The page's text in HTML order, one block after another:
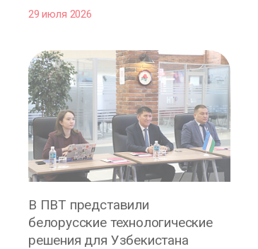
29 июля 2026
В ПВТ представили
белорусские технологические
решения для Узбекистана